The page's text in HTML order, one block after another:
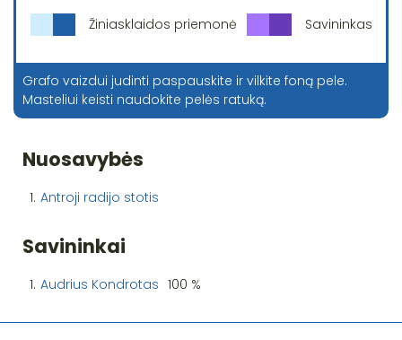
Žiniasklaidos priemonė Savininkas
Grafo vaizdui judinti paspauskite ir vilkite foną pele.
Masteliui keisti naudokite pelės ratuką.
Nuosavybės
1. Antroji radijo stotis
Savininkai
1. Audrius Kondrotas 100 %